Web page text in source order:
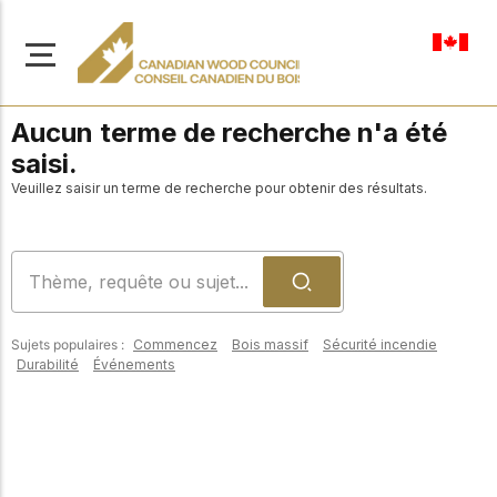
Accédez à un large
À propos de nous
Apprenez-en davantage
sur notre mission visant à
construction en bois
Aucun terme de recherche n'a été
saisi.
Veuillez saisir un terme de recherche pour obtenir des résultats.
Sujets populaires : Commencez Bois massif
Sécurité incendie
Durabilité
Événements